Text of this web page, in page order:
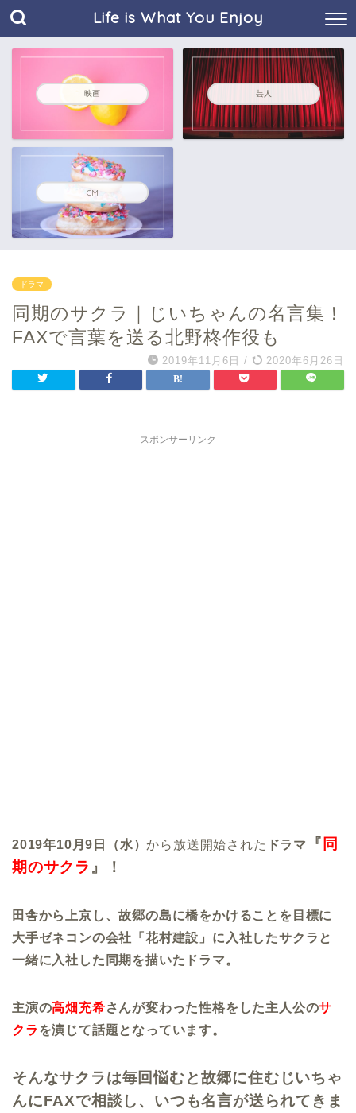
Life is What You Enjoy
映画 芸人
CM
ドラマ
同期のサクラ｜じいちゃんの名言集！
FAXで言葉を送る北野柊作役も
2019年11月6日 / 2020年6月26日
スポンサーリンク
2019年10月9日（水）から放送開始された ドラマ 『 同
期のサクラ 』！
田舎から上京し、故郷の島に橋をかけることを目標に
大手ゼネコンの会社「花村建設」に入社したサクラと
一緒に入社した同期を描いたドラマ。
主演の高畑充希さんが変わった性格をした主人公のサ
クラ を演じて話題となっています。
そんなサクラは毎回悩むと故郷に住むじいちゃ
んにFAXで相談し、いつも名言が送られてきま